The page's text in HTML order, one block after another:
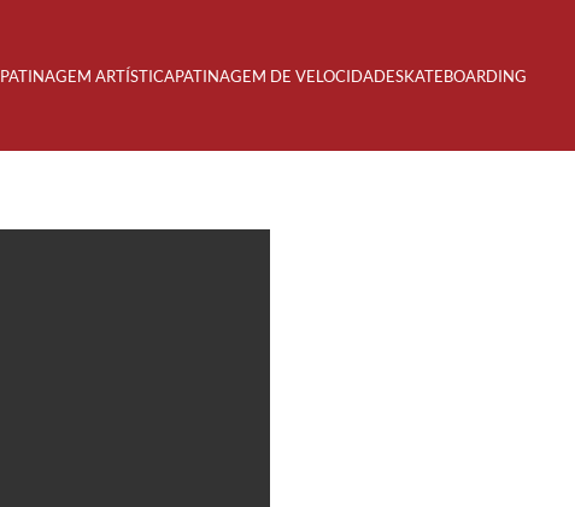
PATINAGEM ARTÍSTICAPATINAGEM DE VELOCIDADESKATEBOARDING